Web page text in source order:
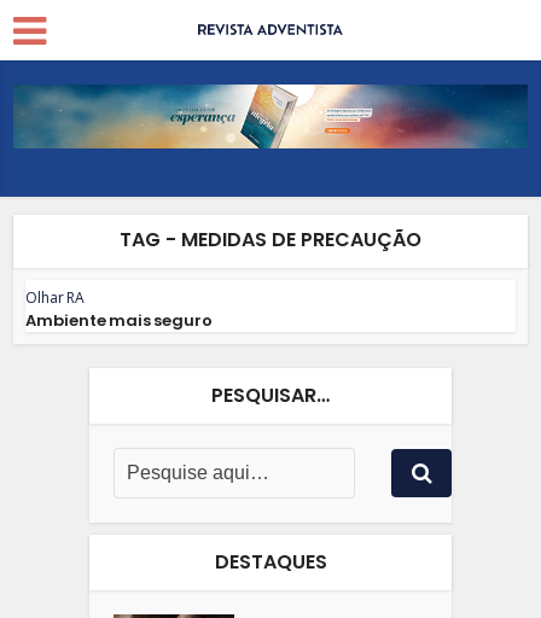
TAG - MEDIDAS DE PRECAUÇÃO
Olhar RA
Ambiente mais seguro
PESQUISAR…
DESTAQUES